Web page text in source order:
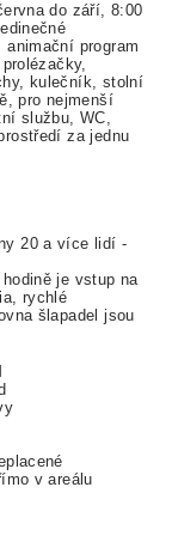
do září, 8:00
program
kulečník, stolní
pro nejmenší
službu, WC,
za jednu
20 a více lidí -
je vstup na
rychlé
šlapadel jsou
v areálu